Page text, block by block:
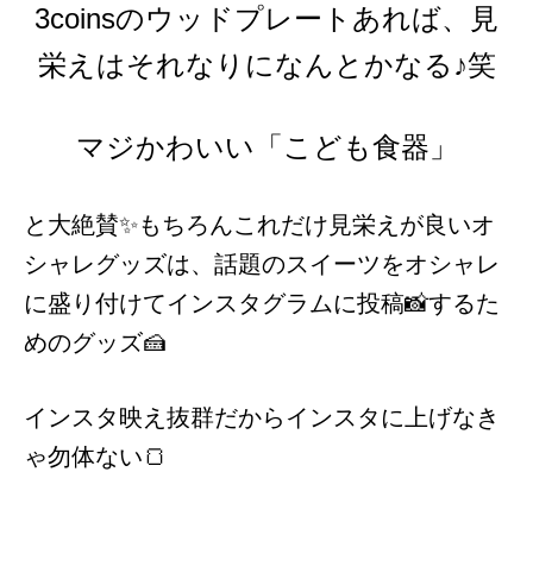
3coinsのウッドプレートあれば、見
栄えはそれなりになんとかなる♪笑
マジかわいい「こども食器」
と大絶賛✨もちろんこれだけ見栄えが良いオ
シャレグッズは、話題のスイーツをオシャレ
に盛り付けてインスタグラムに投稿📸するた
めのグッズ🍰
インスタ映え抜群だからインスタに上げなき
ゃ勿体ない🍞